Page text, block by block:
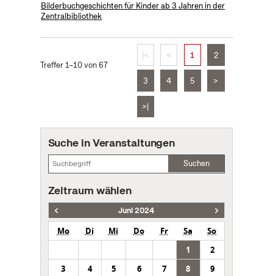
Bilderbuchgeschichten für Kinder ab 3 Jahren in der
Zentralbibliothek
Treffer 1–10 von 67
|< < 1 2
3 4 5 >
>|
Suche in Veranstaltungen
Suchen
Zeitraum wählen
Juni 2024
Mo Di Mi Do Fr Sa
So
1
2
3
4 5 6 7 8
9